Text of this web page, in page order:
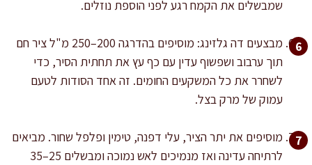
שמבשלים את הקמח רגע לפני הוספת נוזלים.
מבצעים דה גלזינג: מוסיפים בהדרגה 200–250 מ"ל ציר חם
תוך ערבוב ושפשוף עדין עם כף עץ את תחתית הסיר, כדי
לשחרר את כל המשקעים החומים. זה אחד הסודות לטעם
עמוק של מרק בצל.
מוסיפים את יתר הציר, עלי דפנה, טימין ופלפל שחור. מביאים
לרתיחה עדינה ואז מנמיכים לאש נמוכה ומבשלים 25–35